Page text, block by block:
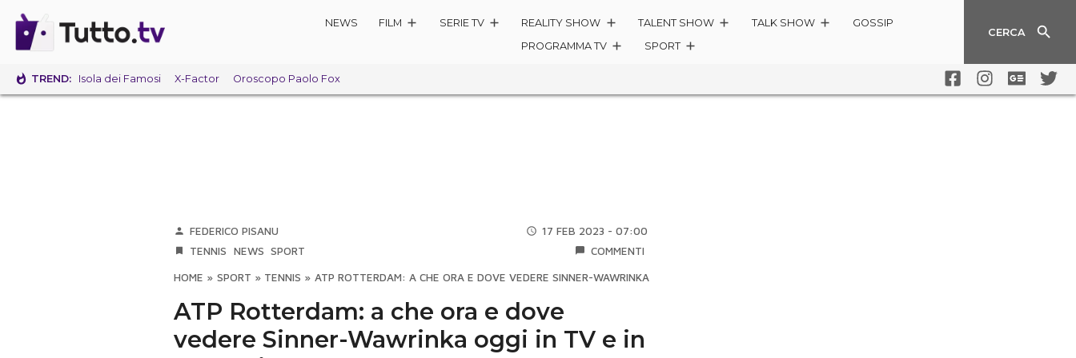
NEWS FILM SERIE TV REALITY SHOW TALENT SHOW TALK SHOW
GOSSIP
PROGRAMMA TV
SPORT
CERCA
TREND: Isola dei Famosi X-Factor Oroscopo Paolo Fox
FEDERICO PISANU
17 FEB 2023 - 07:00
TENNIS
NEWS SPORT COMMENTI
HOME » SPORT » TENNIS » ATP ROTTERDAM: A CHE ORA E DOVE VEDERE SINNER-WAWRINKA OGGI IN TV E IN STREAMING
ATP Rotterdam: a che ora e dove
vedere Sinner-Wawrinka oggi in TV e in